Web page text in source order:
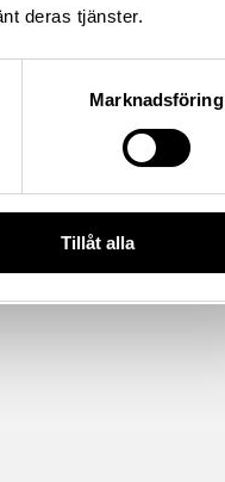
deras tjänster.
Marknadsföring
Tillåt alla